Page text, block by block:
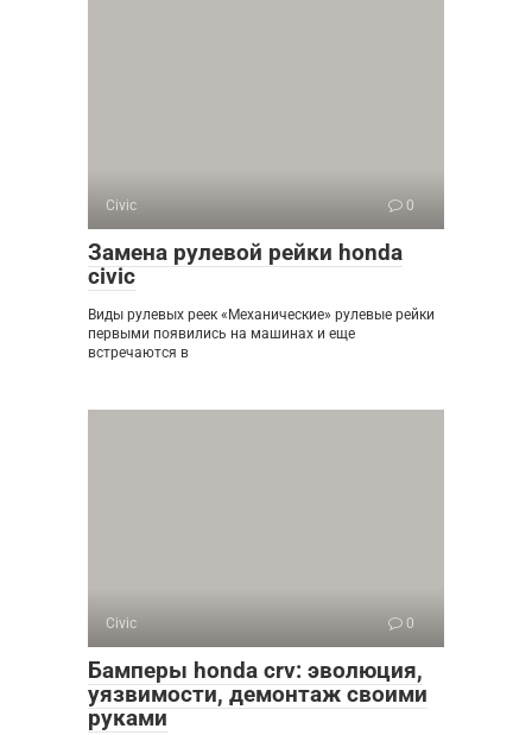
Civic 0
Замена рулевой рейки honda
civic
Виды рулевых реек «Механические» рулевые рейки
первыми появились на машинах и еще
встречаются в
Civic 0
Бамперы honda crv: эволюция,
уязвимости, демонтаж своими
руками